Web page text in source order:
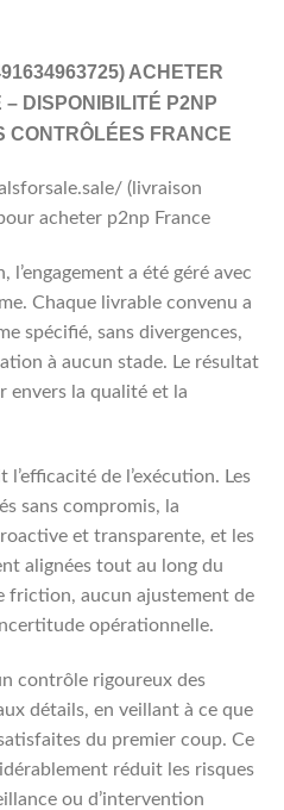
ACHETER
DISPONIBILITÉ P2NP
CONTRÔLÉES FRANCE
(livraison
acheter p2np France
l’engagement a été géré avec
Chaque livrable convenu a
spécifié, sans divergences,
à aucun stade. Le résultat
envers la qualité et la
de l’exécution. Les
sans compromis, la
et transparente, et les
alignées tout au long du
friction, aucun ajustement de
opérationnelle.
contrôle rigoureux des
détails, en veillant à ce que
du premier coup. Ce
réduit les risques
ou d’intervention